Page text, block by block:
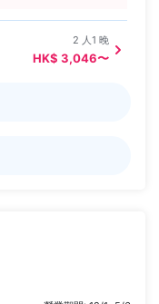
2 人1 晚
HK$ 3,046〜